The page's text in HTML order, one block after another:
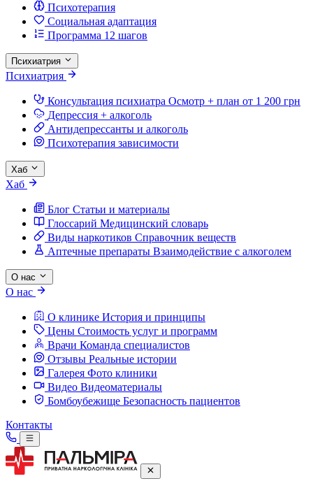
Психотерапия
Социальная адаптация
Программа 12 шагов
Психиатрия
Психиатрия
Консультация психиатра Осмотр + план от 1 200 грн
Депрессия + алкоголь
Антидепрессанты и алкоголь
Психотерапия зависимости
Хаб
Хаб
Блог Статьи и материалы
Глоссарий Медицинский словарь
Виды наркотиков Справочник веществ
Аптечные препараты Взаимодействие с алкоголем
О нас
О нас
О клинике История и принципы
Цены Стоимость услуг и программ
Врачи Команда специалистов
Отзывы Реальные истории
Галерея Фото клиники
Видео Видеоматериалы
Бомбоубежище Безопасность пациентов
Контакты